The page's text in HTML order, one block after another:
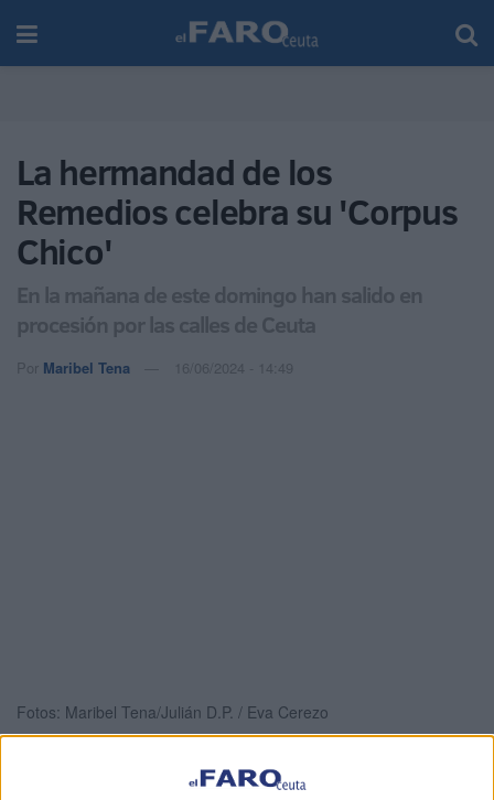
La hermandad de los
Remedios celebra su 'Corpus
Chico'
En la mañana de este domingo han salido en
procesión por las calles de Ceuta
Por Maribel Tena 16/06/2024 - 14:49
Fotos: Maribel Tena/Julián D.P. / Eva Cerezo